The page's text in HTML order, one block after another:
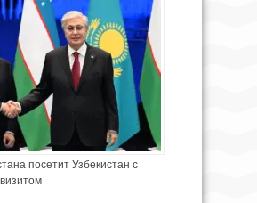
посетит Узбекистан с